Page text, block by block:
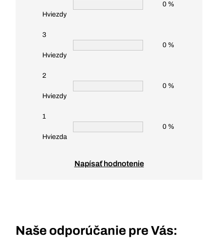
Hviezdy
0 %
3
Hviezdy
0 %
2
Hviezdy
0 %
1
Hviezda
0 %
Napísať hodnotenie
Naše odporúčanie pre Vás: